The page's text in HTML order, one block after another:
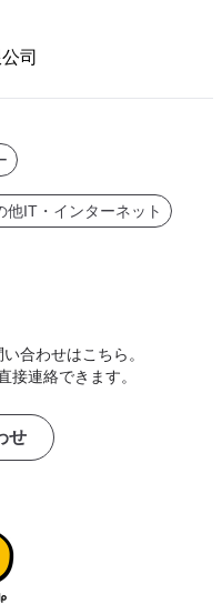
司
他IT・インターネット
合わせはこちら。
接連絡できます。
せ